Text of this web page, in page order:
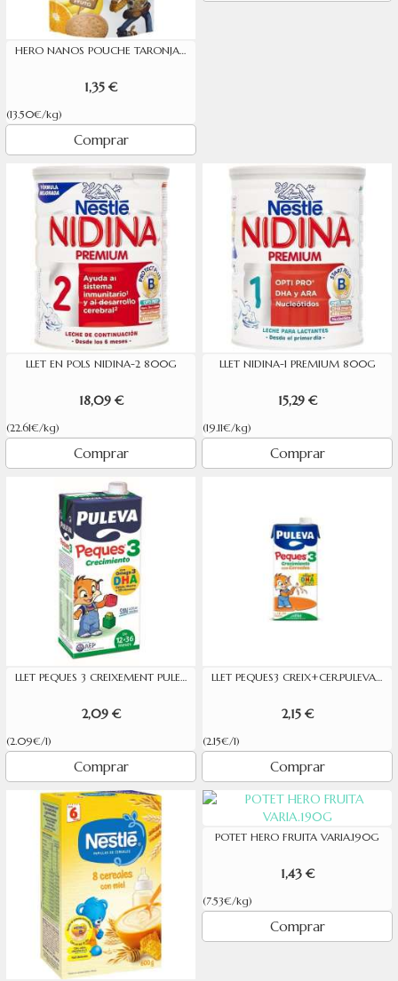
HERO NANOS POUCHE TARONJA,PLATAN I GALETES 100G
1,35 €
(13.50€/kg)
Comprar
LLET EN POLS NIDINA-2 800G
18,09 €
(22.61€/kg)
Comprar
LLET NIDINA-1 PREMIUM 800G
15,29 €
(19.11€/kg)
Comprar
LLET PEQUES 3 CREIXEMENT PULEVA 1L
2,09 €
(2.09€/l)
Comprar
LLET PEQUES3 CREIX+CER.PULEVA 1L
2,15 €
(2.15€/l)
Comprar
POTET HERO FRUITA VARIA.190G
1,43 €
(7.53€/kg)
Comprar